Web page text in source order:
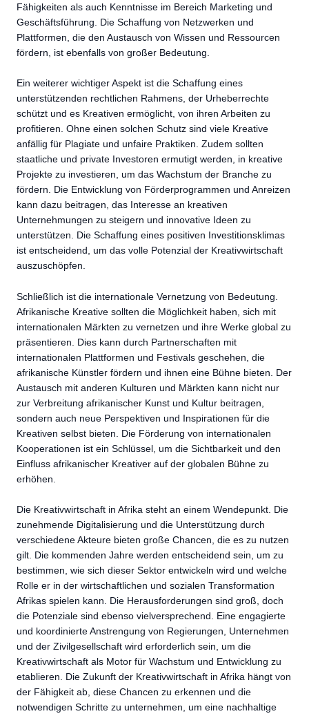
Fähigkeiten als auch Kenntnisse im Bereich Marketing und
Geschäftsführung. Die Schaffung von Netzwerken und
Plattformen, die den Austausch von Wissen und Ressourcen
fördern, ist ebenfalls von großer Bedeutung.
Ein weiterer wichtiger Aspekt ist die Schaffung eines
unterstützenden rechtlichen Rahmens, der Urheberrechte
schützt und es Kreativen ermöglicht, von ihren Arbeiten zu
profitieren. Ohne einen solchen Schutz sind viele Kreative
anfällig für Plagiate und unfaire Praktiken. Zudem sollten
staatliche und private Investoren ermutigt werden, in kreative
Projekte zu investieren, um das Wachstum der Branche zu
fördern. Die Entwicklung von Förderprogrammen und Anreizen
kann dazu beitragen, das Interesse an kreativen
Unternehmungen zu steigern und innovative Ideen zu
unterstützen. Die Schaffung eines positiven Investitionsklimas
ist entscheidend, um das volle Potenzial der Kreativwirtschaft
auszuschöpfen.
Schließlich ist die internationale Vernetzung von Bedeutung.
Afrikanische Kreative sollten die Möglichkeit haben, sich mit
internationalen Märkten zu vernetzen und ihre Werke global zu
präsentieren. Dies kann durch Partnerschaften mit
internationalen Plattformen und Festivals geschehen, die
afrikanische Künstler fördern und ihnen eine Bühne bieten. Der
Austausch mit anderen Kulturen und Märkten kann nicht nur
zur Verbreitung afrikanischer Kunst und Kultur beitragen,
sondern auch neue Perspektiven und Inspirationen für die
Kreativen selbst bieten. Die Förderung von internationalen
Kooperationen ist ein Schlüssel, um die Sichtbarkeit und den
Einfluss afrikanischer Kreativer auf der globalen Bühne zu
erhöhen.
Die Kreativwirtschaft in Afrika steht an einem Wendepunkt. Die
zunehmende Digitalisierung und die Unterstützung durch
verschiedene Akteure bieten große Chancen, die es zu nutzen
gilt. Die kommenden Jahre werden entscheidend sein, um zu
bestimmen, wie sich dieser Sektor entwickeln wird und welche
Rolle er in der wirtschaftlichen und sozialen Transformation
Afrikas spielen kann. Die Herausforderungen sind groß, doch
die Potenziale sind ebenso vielversprechend. Eine engagierte
und koordinierte Anstrengung von Regierungen, Unternehmen
und der Zivilgesellschaft wird erforderlich sein, um die
Kreativwirtschaft als Motor für Wachstum und Entwicklung zu
etablieren. Die Zukunft der Kreativwirtschaft in Afrika hängt von
der Fähigkeit ab, diese Chancen zu erkennen und die
notwendigen Schritte zu unternehmen, um eine nachhaltige